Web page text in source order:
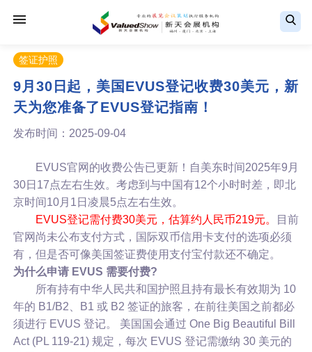
签证护照
9月30日起，美国EVUS登记收费30美元，新
天为您准备了EVUS登记指南！
发布时间：2025-09-04
EVUS官网的收费公告已更新！自美东时间2025年9月
30日17点左右生效。考虑到与中国有12个小时时差，即北
京时间10月1日凌晨5点左右生效。
EVUS登记需付费30美元，估算约人民币219元。
目前
官网尚未公布支付方式，国际双币信用卡支付的选项必须
有，但是否可像美国签证费使用支付宝付款还不确定。
为什么申请 EVUS 需要付费?
所有持有中华人民共和国护照且持有最长有效期为 10
年的 B1/B2、B1 或 B2 签证的旅客，在前往美国之前都必
须进行 EVUS 登记。 美国国会通过 One Big Beautiful Bill
Act (PL 119-21) 规定，每次 EVUS 登记需缴纳 30 美元的